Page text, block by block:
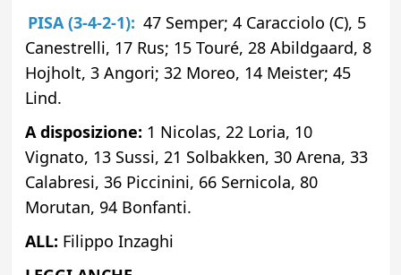
PISA (3-4-2-1): 47 Semper; 4 Caracciolo (C), 5
Canestrelli, 17 Rus; 15 Touré, 28 Abildgaard, 8
Hojholt, 3 Angori; 32 Moreo, 14 Meister; 45
Lind.
A disposizione: 1 Nicolas, 22 Loria, 10
Vignato, 13 Sussi, 21 Solbakken, 30 Arena, 33
Calabresi, 36 Piccinini, 66 Sernicola, 80
Morutan, 94 Bonfanti.
ALL: Filippo Inzaghi